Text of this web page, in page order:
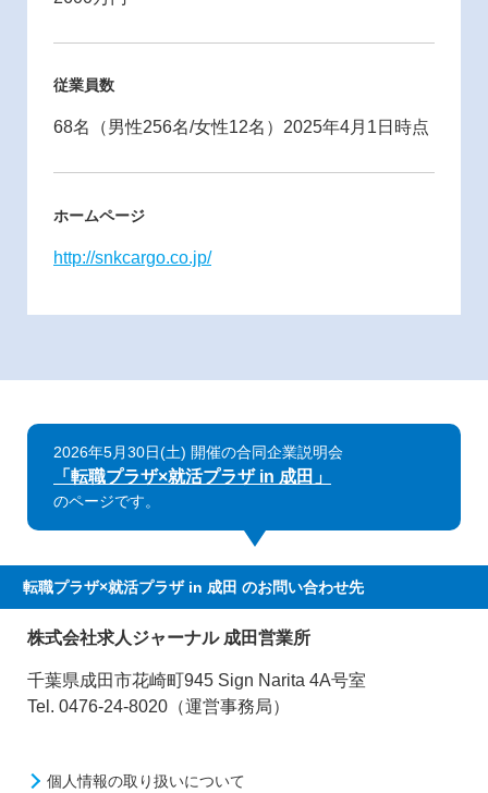
従業員数
68名（男性256名/女性12名）2025年4月1日時点
ホームページ
http://snkcargo.co.jp/
2026年5月30日(土) 開催の合同企業説明会
「転職プラザ×就活プラザ in 成田」
のページです。
転職プラザ×就活プラザ in 成田 のお問い合わせ先
株式会社求人ジャーナル 成田営業所
千葉県成田市花崎町945 Sign Narita 4A号室
Tel. 0476-24-8020（運営事務局）
個人情報の取り扱いについて